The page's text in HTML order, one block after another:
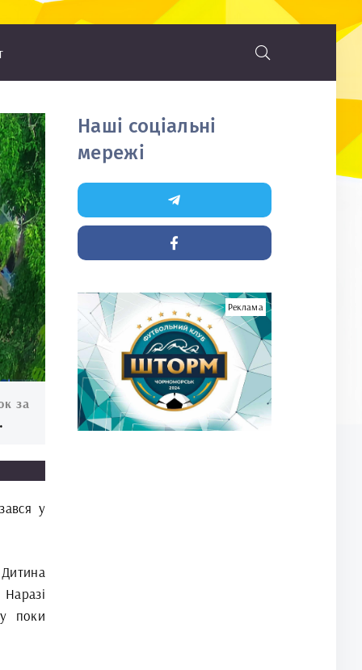
за
у
поки
Наші соціальні
мережі
Реклама